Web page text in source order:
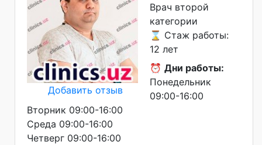
Добавить отзыв
Врач второй
категории
⌛ Стаж работы:
12 лет
⏰ Дни работы:
Понедельник
09:00-16:00
Вторник 09:00-16:00
Среда 09:00-16:00
Четверг 09:00-16:00